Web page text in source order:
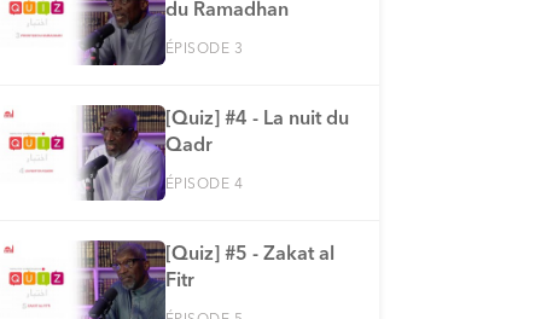
du Ramadhan
ÉPISODE 3
[Quiz] #4 - La nuit du
Qadr
ÉPISODE 4
[Quiz] #5 - Zakat al
Fitr